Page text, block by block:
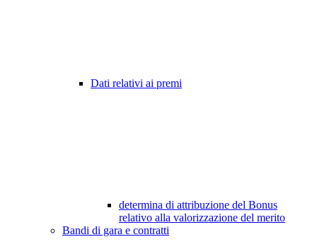
Dati relativi ai premi
determina di attribuzione del Bonus
relativo alla valorizzazione del merito
Bandi di gara e contratti